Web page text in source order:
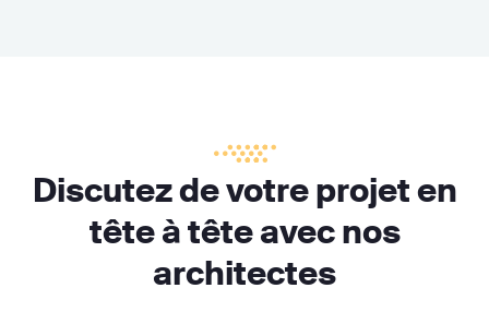
Discutez de votre projet en
tête à tête avec nos
architectes